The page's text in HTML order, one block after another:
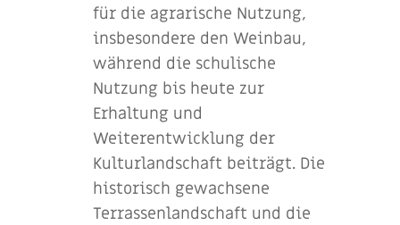
für die agrarische Nutzung,
insbesondere den Weinbau,
während die schulische
Nutzung bis heute zur
Erhaltung und
Weiterentwicklung der
Kulturlandschaft beiträgt. Die
historisch gewachsene
Terrassenlandschaft und die